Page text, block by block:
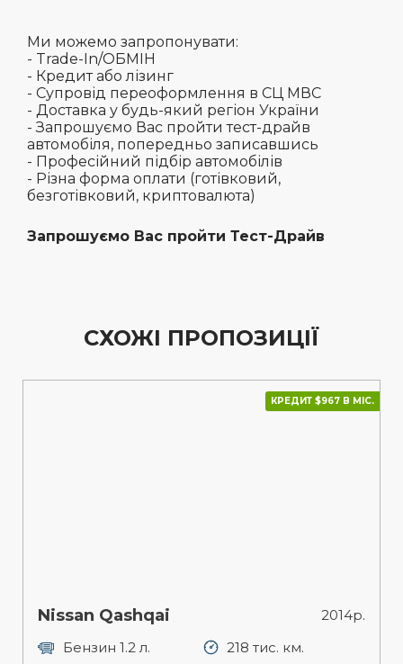
Ми можемо запропонувати:
- Trade-In/ОБМІН
- Кредит або лізинг
- Супровід переоформлення в СЦ МВС
- Доставка у будь-який регіон України
- Запрошуємо Вас пройти тест-драйв
автомобіля, попередньо записавшись
- Професійний підбір автомобілів
- Різна форма оплати (готівковий,
безготівковий, криптовалюта)
Запрошуємо Вас пройти Тест-Драйв
СХОЖІ ПРОПОЗИЦІЇ
КРЕДИТ $967 В МІС.
Nissan Qashqai
2014р.
Бензин 1.2 л.
218 тис. км.